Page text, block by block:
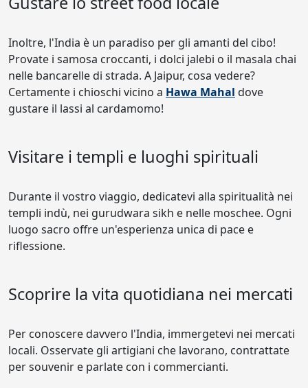
Inoltre, l'India è un paradiso per gli amanti del cibo!
Provate i samosa croccanti, i dolci jalebi o il masala chai
nelle bancarelle di strada. A Jaipur, cosa vedere?
Certamente i chioschi vicino a Hawa Mahal dove
gustare il lassi al cardamomo!
Visitare i templi e luoghi spirituali
Durante il vostro viaggio, dedicatevi alla spiritualità nei
templi indù, nei gurudwara sikh e nelle moschee. Ogni
luogo sacro offre un'esperienza unica di pace e
riflessione.
Scoprire la vita quotidiana nei mercati
Per conoscere davvero l'India, immergetevi nei mercati
locali. Osservate gli artigiani che lavorano, contrattate
per souvenir e parlate con i commercianti.